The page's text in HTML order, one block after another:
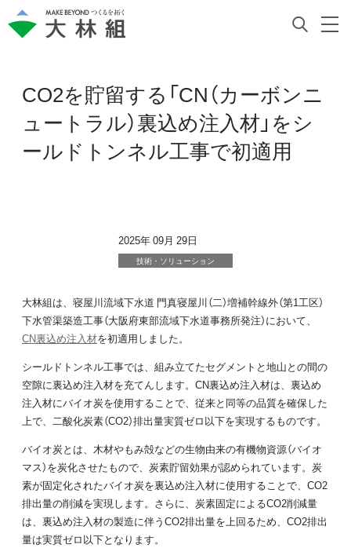
CO2を貯留する「CN（カーボンニ
ュートラル）裏込め注入材」をシ
ールドトンネル工事で初適用
2025年 09月 29日
技術・ソリューション
大林組は、寝屋川流域下水道 門真寝屋川（二）増補幹線外（第1工区）
下水管渠築造工事（大阪府東部流域下水道事務所発注）において、
CN裏込め注入材を初適用しました。
シールドトンネル工事では、組み立てたセグメントと地山との間の
空隙に裏込め注入材を充てんします。CN裏込め注入材は、裏込め
注入材にバイオ炭を使用することで、従来と同等の品質を確保した
上で、二酸化炭素（CO2）排出量実質ゼロ以下を実現するものです。
バイオ炭とは、木材やもみ殻などの生物由来の有機物資源（バイオ
マス）を炭化させたもので、炭素貯留効果が認められています。炭
素が固定化されたバイオ炭を裏込め注入材に使用することで、CO2
排出量の削減を実現します。さらに、炭素固定によるCO2削減量
は、裏込め注入材の製造に伴うCO2排出量を上回るため、CO2排出
量は実質ゼロ以下となります。